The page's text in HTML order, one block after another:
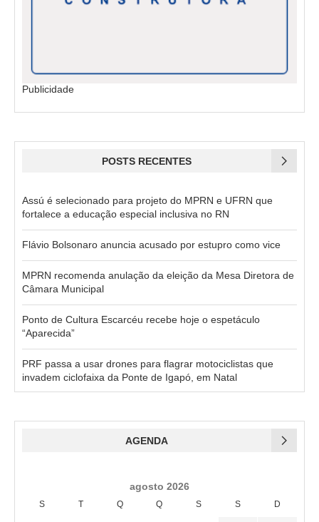
Publicidade
POSTS RECENTES
Assú é selecionado para projeto do MPRN e UFRN que
fortalece a educação especial inclusiva no RN
Flávio Bolsonaro anuncia acusado por estupro como vice
MPRN recomenda anulação da eleição da Mesa Diretora de
Câmara Municipal
Ponto de Cultura Escarcéu recebe hoje o espetáculo
“Aparecida”
PRF passa a usar drones para flagrar motociclistas que
invadem ciclofaixa da Ponte de Igapó, em Natal
AGENDA
agosto 2026
S T Q Q S S D